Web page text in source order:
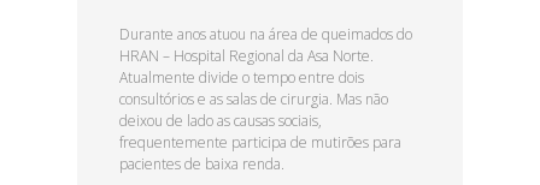
Durante anos atuou na área de queimados do
HRAN – Hospital Regional da Asa Norte.
Atualmente divide o tempo entre dois
consultórios e as salas de cirurgia. Mas não
deixou de lado as causas sociais,
frequentemente participa de mutirões para
pacientes de baixa renda.